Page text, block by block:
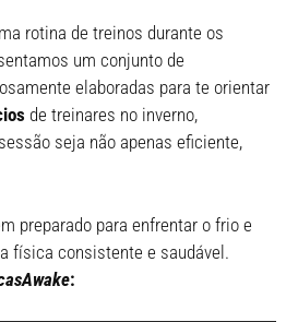
rotina de treinos durante os
um conjunto de
elaboradas para te orientar
de treinares no inverno,
seja não apenas eficiente,
preparado para enfrentar o frio e
física consistente e saudável.
: